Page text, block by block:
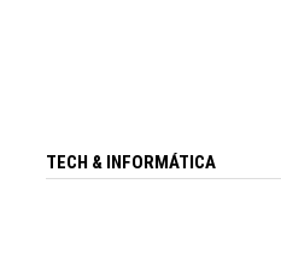
TECH & INFORMÁTICA